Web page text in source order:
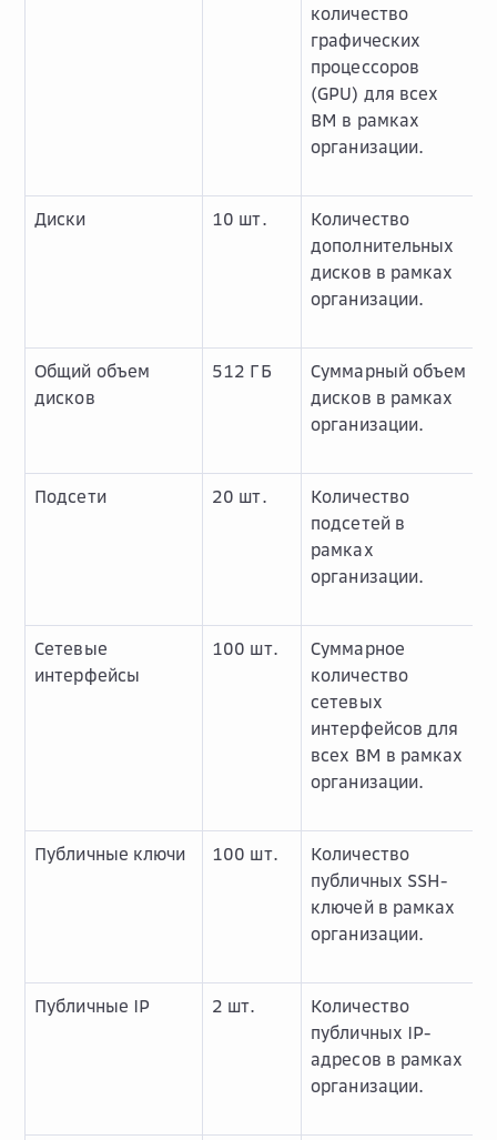
количество
графических
процессоров
(GPU) для всех
ВМ в рамках
организации.
Диски 10 шт.
Количество
дополнительных
дисков в рамках
организации.
Общий объем
дисков
512 ГБ
Суммарный объем
дисков в рамках
организации.
Подсети 20 шт.
Количество
подсетей в
рамках
организации.
Сетевые
интерфейсы
100 шт.
Суммарное
количество
сетевых
интерфейсов для
всех ВМ в рамках
организации.
Публичные ключи 100 шт.
Количество
публичных SSH-
ключей в рамках
организации.
Публичные IP 2 шт.
Количество
публичных IP-
адресов в рамках
организации.